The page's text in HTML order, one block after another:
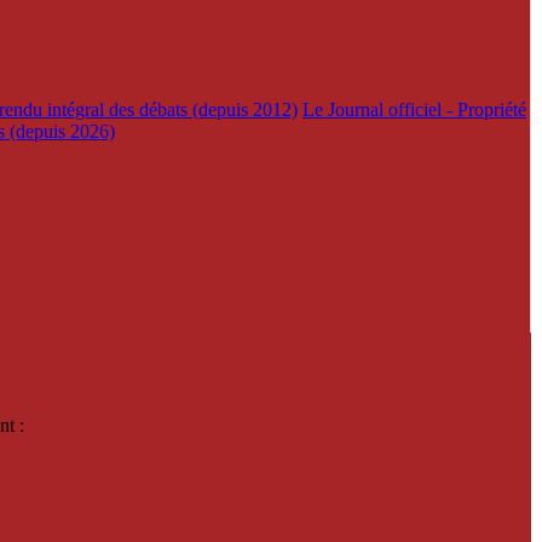
intégral des débats (depuis 2012) Le Journal officiel - Propriété
(depuis 2026)
: